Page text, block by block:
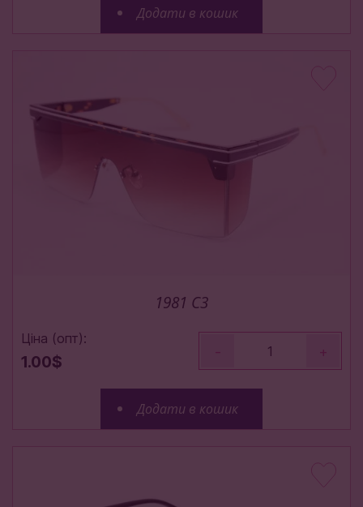
Додати в кошик
1981 C3
Ціна (опт):
1.00$
- +
Додати в кошик